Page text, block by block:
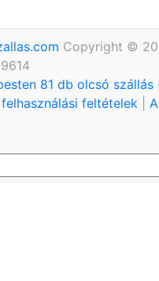
Copyright ©
81 db olcsó szállás
feltételek